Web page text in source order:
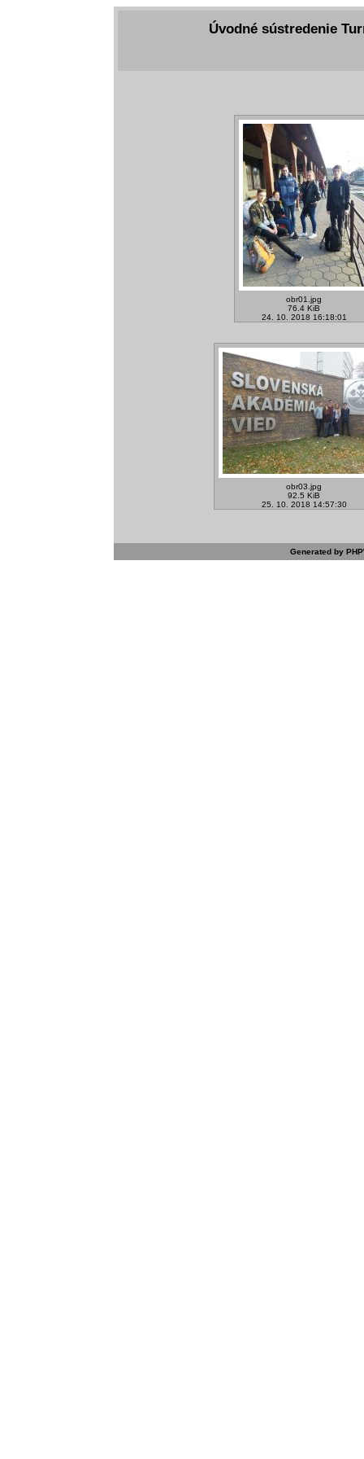
Úvodné sústredenie
obr01.jpg
76.4 KiB
24. 10. 2018 16:18:01
obr03.jpg
92.5 KiB
25. 10. 2018 14:57:30
Generated by